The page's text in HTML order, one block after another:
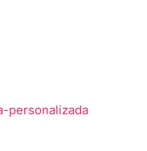
personalizada